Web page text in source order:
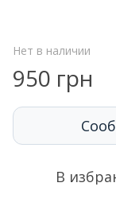
Нет в наличии
950 грн
В